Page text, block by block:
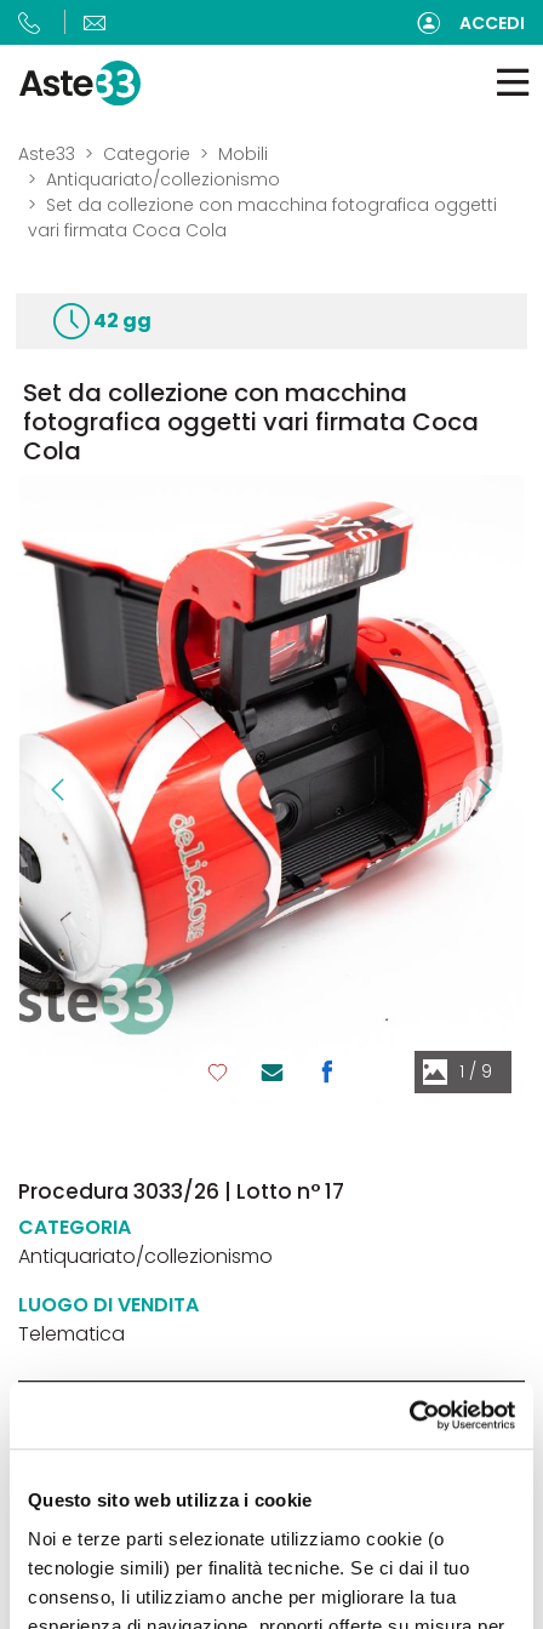
Questo sito web utilizza i cookie
Noi e terze parti selezionate utilizziamo cookie (o
tecnologie simili) per finalità tecniche. Se ci dai il tuo
consenso, li utilizziamo anche per migliorare la tua
ACCEDI
Aste33 Categorie
Mobili
Antiquariato/collezionismo
Set da collezione con macchina fotografica oggetti
vari firmata Coca Cola
42 gg
Set da collezione con macchina
fotografica oggetti vari firmata Coca
Cola
1 / 9
Procedura 3033/26 | Lotto n° 17
CATEGORIA
Antiquariato/collezionismo
LUOGO DI VENDITA
Telematica
INIZIO GARA TELEMATICA
14 set 2026 - ore 14:30
FINE GARA TELEMATICA